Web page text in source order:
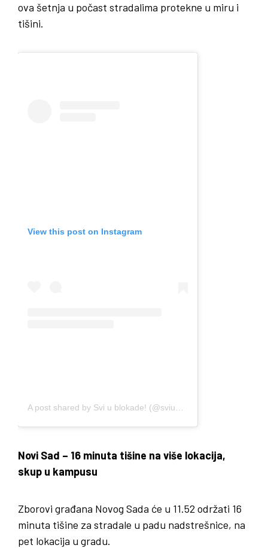
ova šetnja u počast stradalima protekne u miru i
tišini.
View this post on Instagram
Novi Sad – 16 minuta tišine na više lokacija,
skup u kampusu
Zborovi građana Novog Sada će u 11.52 održati 16
minuta tišine za stradale u padu nadstrešnice, na
pet lokacija u gradu.